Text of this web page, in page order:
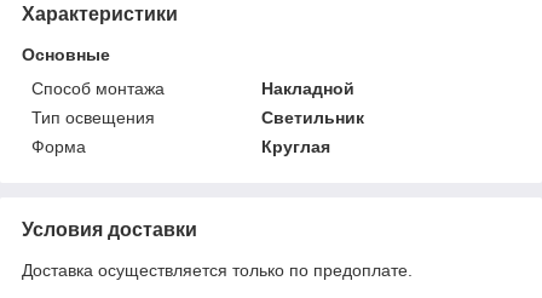
Характеристики
Основные
Способ монтажа
Накладной
Тип освещения
Светильник
Форма
Круглая
Условия доставки
Доставка осуществляется только по предоплате.